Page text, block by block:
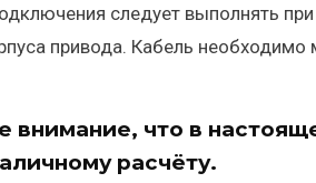
следует выполнять
привода. Кабель
что в
расчёту.